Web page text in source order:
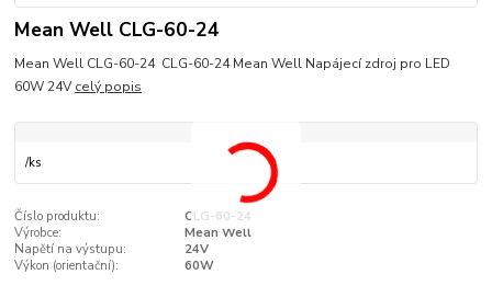
Mean Well CLG-60-24
Mean Well CLG-60-24 CLG-60-24 Mean Well Napájecí zdroj pro LED
60W 24Vcelý popis
/ks
Číslo produktu:
CLG-60-24
Výrobce:
Mean Well
Napětí na výstupu:
24V
Výkon (orientační):
60W